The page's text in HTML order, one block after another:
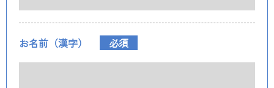
お名前（漢字） 必須